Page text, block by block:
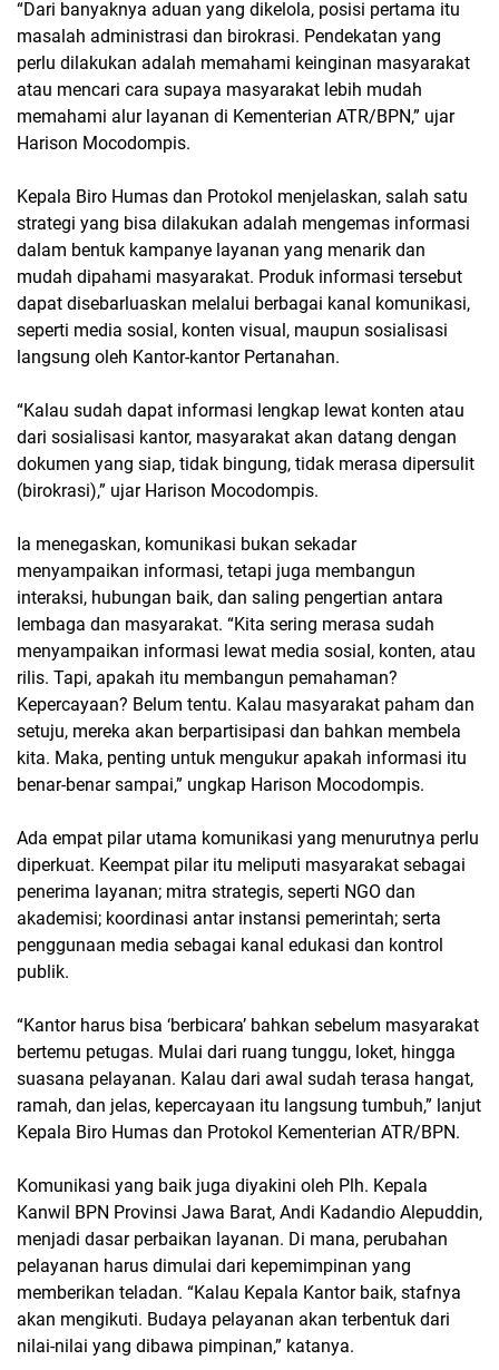
“Dari banyaknya aduan yang dikelola, posisi pertama itu
masalah administrasi dan birokrasi. Pendekatan yang
perlu dilakukan adalah memahami keinginan masyarakat
atau mencari cara supaya masyarakat lebih mudah
memahami alur layanan di Kementerian ATR/BPN,” ujar
Harison Mocodompis.
Kepala Biro Humas dan Protokol menjelaskan, salah satu
strategi yang bisa dilakukan adalah mengemas informasi
dalam bentuk kampanye layanan yang menarik dan
mudah dipahami masyarakat. Produk informasi tersebut
dapat disebarluaskan melalui berbagai kanal komunikasi,
seperti media sosial, konten visual, maupun sosialisasi
langsung oleh Kantor-kantor Pertanahan.
“Kalau sudah dapat informasi lengkap lewat konten atau
dari sosialisasi kantor, masyarakat akan datang dengan
dokumen yang siap, tidak bingung, tidak merasa dipersulit
(birokrasi),” ujar Harison Mocodompis.
Ia menegaskan, komunikasi bukan sekadar
menyampaikan informasi, tetapi juga membangun
interaksi, hubungan baik, dan saling pengertian antara
lembaga dan masyarakat. “Kita sering merasa sudah
menyampaikan informasi lewat media sosial, konten, atau
rilis. Tapi, apakah itu membangun pemahaman?
Kepercayaan? Belum tentu. Kalau masyarakat paham dan
setuju, mereka akan berpartisipasi dan bahkan membela
kita. Maka, penting untuk mengukur apakah informasi itu
benar-benar sampai,” ungkap Harison Mocodompis.
Ada empat pilar utama komunikasi yang menurutnya perlu
diperkuat. Keempat pilar itu meliputi masyarakat sebagai
penerima layanan; mitra strategis, seperti NGO dan
akademisi; koordinasi antar instansi pemerintah; serta
penggunaan media sebagai kanal edukasi dan kontrol
publik.
“Kantor harus bisa ‘berbicara’ bahkan sebelum masyarakat
bertemu petugas. Mulai dari ruang tunggu, loket, hingga
suasana pelayanan. Kalau dari awal sudah terasa hangat,
ramah, dan jelas, kepercayaan itu langsung tumbuh,” lanjut
Kepala Biro Humas dan Protokol Kementerian ATR/BPN.
Komunikasi yang baik juga diyakini oleh Plh. Kepala
Kanwil BPN Provinsi Jawa Barat, Andi Kadandio Alepuddin,
menjadi dasar perbaikan layanan. Di mana, perubahan
pelayanan harus dimulai dari kepemimpinan yang
memberikan teladan. “Kalau Kepala Kantor baik, stafnya
akan mengikuti. Budaya pelayanan akan terbentuk dari
nilai-nilai yang dibawa pimpinan,” katanya.